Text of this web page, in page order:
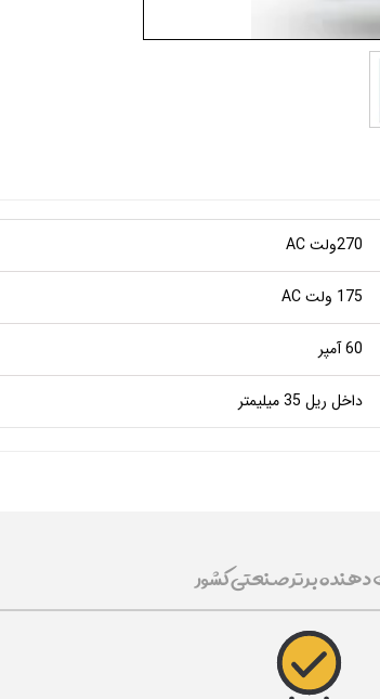
270ولت AC
175 ولت AC
60 آمپر
داخل ریل 35 میلیمتر
برتر صنعتی کشور